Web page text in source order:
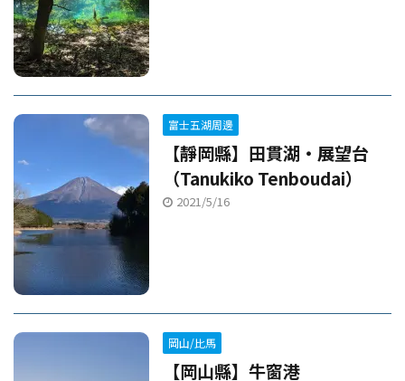
富士五湖周邊
【靜岡縣】田貫湖・展望台
（Tanukiko Tenboudai）
2021/5/16
岡山/比馬
【岡山縣】牛窗港